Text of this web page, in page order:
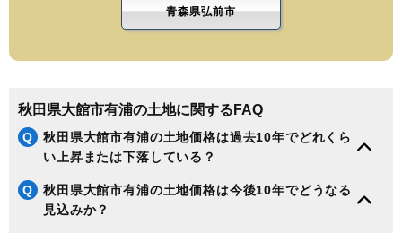
青森県弘前市
秋田県大館市有浦の土地に関するFAQ
Q
秋田県大館市有浦の土地価格は過去10年でどれくら
い上昇または下落している？
Q
秋田県大館市有浦の土地価格は今後10年でどうなる
見込みか？